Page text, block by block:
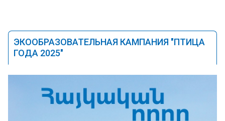
ЭКООБРАЗОВАТЕЛЬНАЯ КАМПАНИЯ "ПТИЦА
ГОДА 2025"